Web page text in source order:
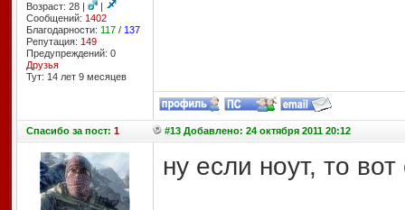
Возраст: 28 |
|
Сообщений: 1402
Благодарности: 117/ 137
Репутация: 149
Предупреждений: 0
Друзья
Тут: 14 лет 9 месяцев
Спасибоза пост: 1 #13 Добавлено: 24 октября 2011 20:12
ну если ноут, то